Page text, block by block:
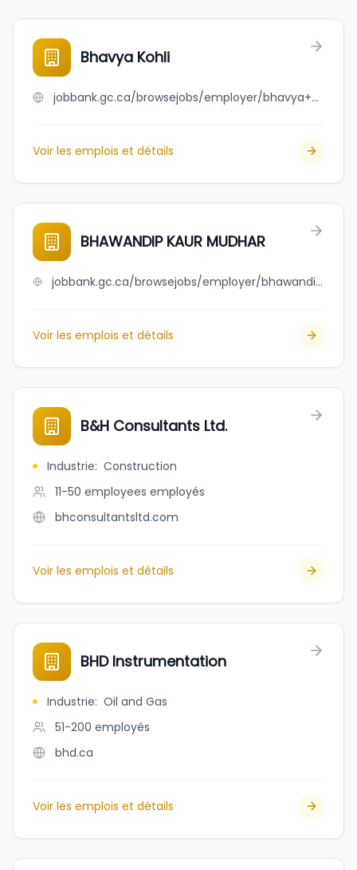
Bhavya Kohli
jobbank.gc.ca/browsejobs/employer/bhavya+kohli/ca
Voir les emplois et détails
BHAWANDIP KAUR MUDHAR
jobbank.gc.ca/browsejobs/employer/bhawandip+kaur+mudhar/ca
Voir les emplois et détails
B&H Consultants Ltd.
Industrie: Construction
11-50 employees employés
bhconsultantsltd.com
Voir les emplois et détails
BHD Instrumentation
Industrie: Oil and Gas
51-200 employés
bhd.ca
Voir les emplois et détails